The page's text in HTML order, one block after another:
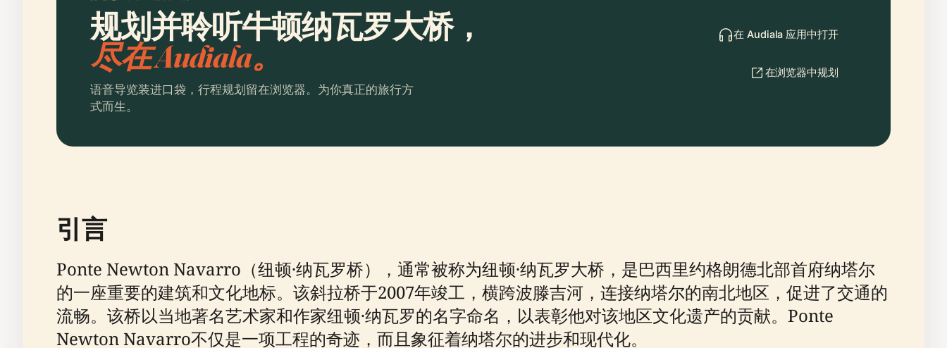
规划并聆听牛顿纳瓦罗大桥，
尽在 Audiala。
语音导览装进口袋，行程规划留在浏览器。为你真正的旅行方
式而生。
在 Audiala 应用中打开
在浏览器中规划
引言
Ponte Newton Navarro（纽顿·纳瓦罗桥），通常被称为纽顿·纳瓦罗大桥，是巴西里约格朗德北部首府纳塔尔
的一座重要的建筑和文化地标。该斜拉桥于2007年竣工，横跨波滕吉河，连接纳塔尔的南北地区，促进了交通的
流畅。该桥以当地著名艺术家和作家纽顿·纳瓦罗的名字命名，以表彰他对该地区文化遗产的贡献。Ponte
Newton Navarro不仅是一项工程的奇迹，而且象征着纳塔尔的进步和现代化。